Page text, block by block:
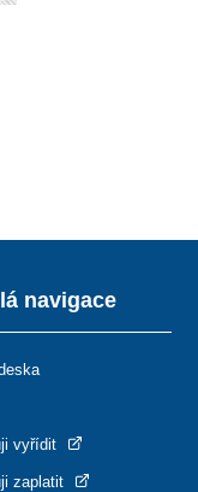
navigace
vyřídit
zaplatit